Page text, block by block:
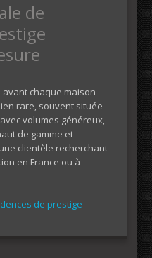
de
chaque maison
rare, souvent située
volumes généreux,
de gamme et
clientèle recherchant
en France ou à
de prestige